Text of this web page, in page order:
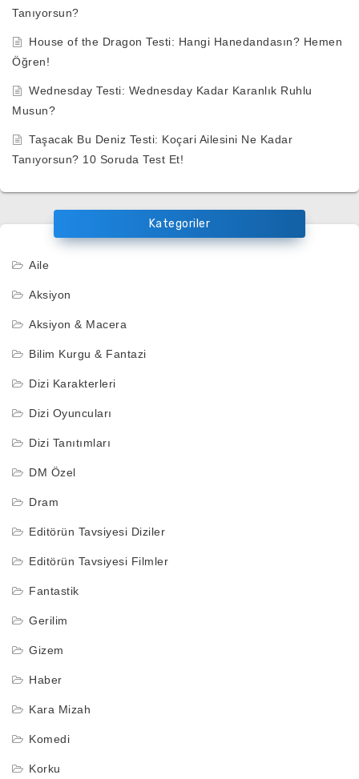
Tanıyorsun?
House of the Dragon Testi: Hangi Hanedandasın? Hemen
Öğren!
Wednesday Testi: Wednesday Kadar Karanlık Ruhlu
Musun?
Taşacak Bu Deniz Testi: Koçari Ailesini Ne Kadar
Tanıyorsun? 10 Soruda Test Et!
Kategoriler
Aile
Aksiyon
Aksiyon & Macera
Bilim Kurgu & Fantazi
Dizi Karakterleri
Dizi Oyuncuları
Dizi Tanıtımları
DM Özel
Dram
Editörün Tavsiyesi Diziler
Editörün Tavsiyesi Filmler
Fantastik
Gerilim
Gizem
Haber
Kara Mizah
Komedi
Korku